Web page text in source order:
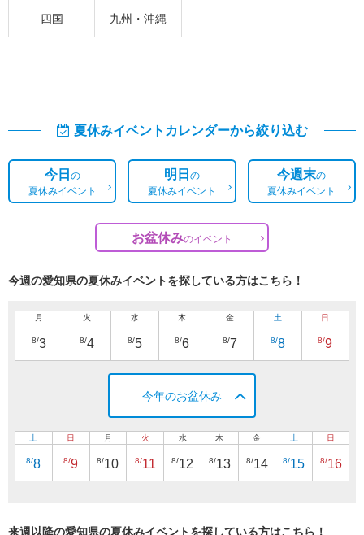
四国 九州・沖縄
夏休みイベントカレンダーから絞り込む
今日の
夏休みイベント
明日の
夏休みイベント
今週末の
夏休みイベント
お盆休みのイベント
今週の愛知県の夏休みイベントを探している方はこちら！
月
8/3
火
8/4
水
8/5
木
8/6
金
8/7
土
8/8
日
8/9
今年のお盆休み
土
8/8
日
8/9
月
8/10
火
8/11
水
8/12
木
8/13
金
8/14
土
8/15
日
8/16
来週以降の愛知県の夏休みイベントを探している方はこちら！